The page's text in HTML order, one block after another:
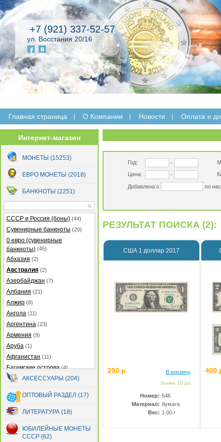
+7 (921) 337-52-57
ул. Восстания 20/16
Главная страница O Компании Новости Оплата и
Интернет-магазин
МОНЕТЫ (15253)
ЕВРО МОНЕТЫ (2018)
БАНКНОТЫ (2251)
СССР и Россия (боны) (44)
Сувенирные банкноты (20)
0 евро (сувенирные
банкноты) (45)
Абхазия (2)
Австралия (2)
Азербайджан (7)
Албания (21)
Алжир (8)
Ангола (11)
Аргентина (23)
Армения (9)
Аруба (1)
Афганистан (11)
Багамские острова(4)
Бангладеш(27)
Барбадос
Бахрейн
Беларусь(13)
Белиз
Бермуды(2)
АКСЕССУАРЫ (204)
ОПТОВЫЙ РАЗДЕЛ (17)
ЛИТЕРАТУРА (18)
ЮБИЛЕЙНЫЕ МОНЕТЫ
СССР (62)
Год: -
Цена:
-
Добавлена с по
РЕЗУЛЬТАТ ПОИСКА (2):
США 1 доллар 2017
250 р В корзину
более 10 шт.
Номер: 546
Материал: бумага
Вес: 1.00 г
400